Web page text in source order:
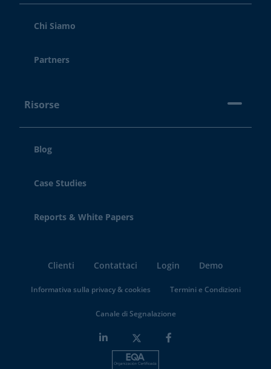
Chi Siamo
Partners
Risorse
Blog
Case Studies
Reports & White Papers
Clienti Contattaci Login Demo
Informativa sulla privacy & cookies Termini e Condizioni
Canale di Segnalazione